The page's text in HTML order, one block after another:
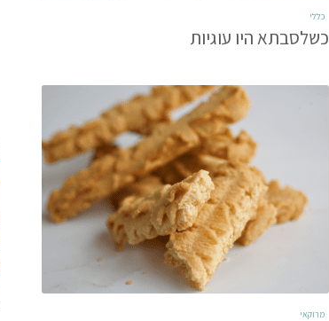
כללי
כשלסבתא היו עוגיות
מרוקאי